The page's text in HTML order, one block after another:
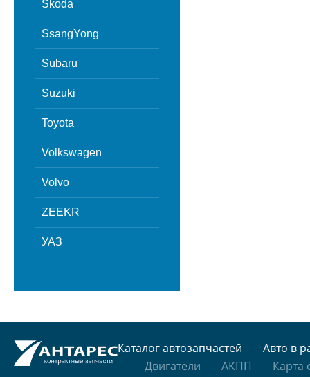
Skoda
SsangYong
Subaru
Suzuki
Toyota
Volkswagen
Volvo
ZEEKR
УАЗ
Каталог автозапчастей
Авто в
Двигатели
АКПП Карта